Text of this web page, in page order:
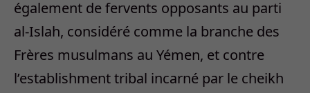
également de fervents opposants au parti
al-Islah, considéré comme la branche des
Frères musulmans au Yémen, et contre
l’establishment tribal incarné par le cheikh